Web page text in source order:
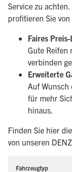
Service zu
profitieren Sie
Faires
Gute Reifen
verbinden
Erweiterte
Auf Wunsch
für mehr
hinaus.
Finden Sie hier
von unseren
Fahrzeugtyp